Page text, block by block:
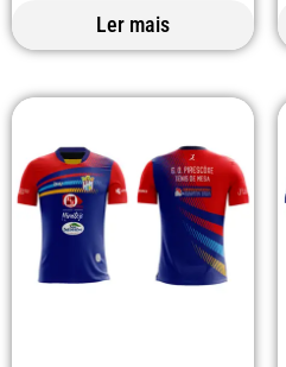
Ler mais